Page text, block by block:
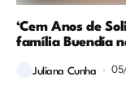
‘Cem Anos de
família Buendía
Juliana Cunha